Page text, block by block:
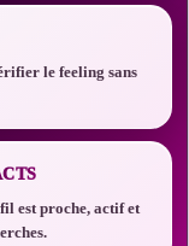
le feeling sans
est proche, actif et